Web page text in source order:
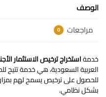
الوصف
مراجعات
0
خدمةاستخراج ترخيص الاستثمار
العربية السعودية، هي خدمة تتيح
للحصول على ترخيص يسمح لهم
بشكل نظامي.